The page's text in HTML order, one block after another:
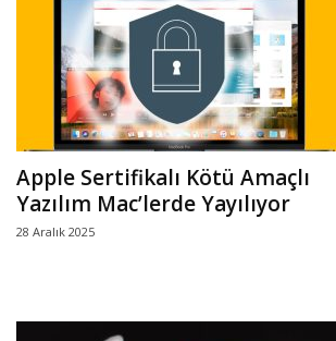
r
l
i
Apple Sertifikalı Kötü Amaçlı
Yazılım Mac’lerde Yayılıyor
28 Aralık 2025